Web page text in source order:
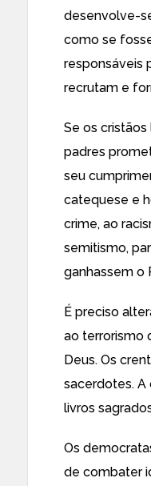
desenvolve-
como se
responsáveis
recrutam e
Se os cristãos
padres
seu
catequese e
crime, ao
semitismo,
ganhassem o
É preciso
ao terrorismo
Deus. Os
sacerdotes. A
livros
Os
de combater